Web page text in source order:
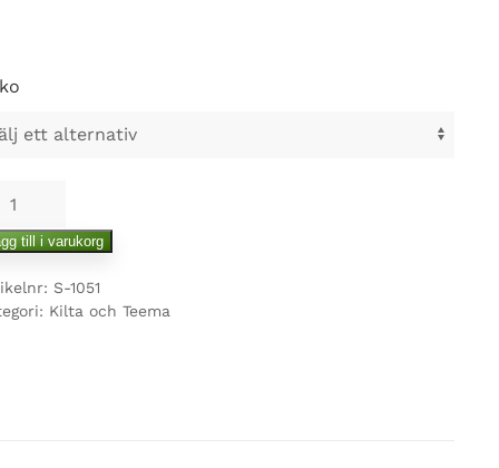
till i varukorg
S-1051
Kilta och Teema